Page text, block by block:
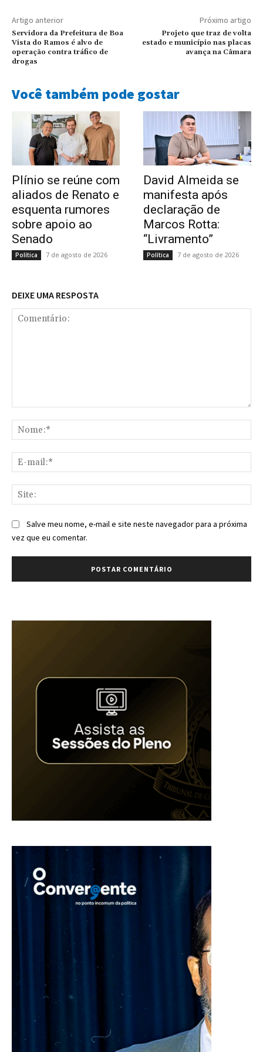
Artigo anterior
Servidora da Prefeitura de Boa
Vista do Ramos é alvo de
operação contra tráfico de
drogas
Próximo artigo
Projeto que traz de volta
estado e município nas placas
avança na Câmara
Você também pode gostar
Plínio se reúne com
aliados de Renato e
esquenta rumores
sobre apoio ao
Senado
Política 7 de agosto de 2026
David Almeida se
manifesta após
declaração de
Marcos Rotta:
“Livramento”
Política 7 de agosto de 2026
DEIXE UMA RESPOSTA
Salve meu nome, e-mail e site neste navegador para a próxima
vez que eu comentar.